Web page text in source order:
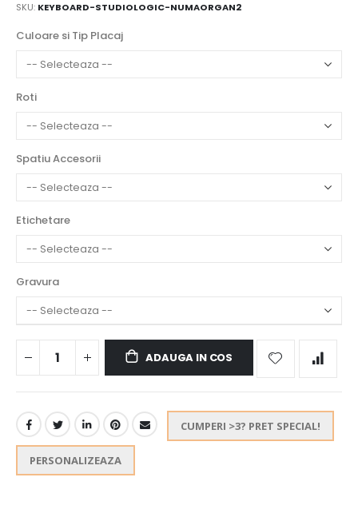
SKU KEYBOARD-STUDIOLOGIC-NUMAORGAN2
Culoare si Tip Placaj
Roti
Spatiu Accesorii
Etichetare
Gravura
ADAUGA IN COS
CUMPERI >3? PRET SPECIAL!
PERSONALIZEAZA